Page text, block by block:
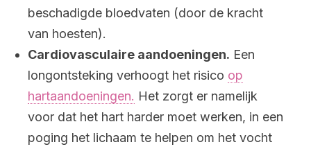
beschadigde bloedvaten (door de kracht
van hoesten).
Cardiovasculaire aandoeningen. Een
longontsteking verhoogt het risico op
hartaandoeningen. Het zorgt er namelijk
voor dat het hart harder moet werken, in een
poging het lichaam te helpen om het vocht